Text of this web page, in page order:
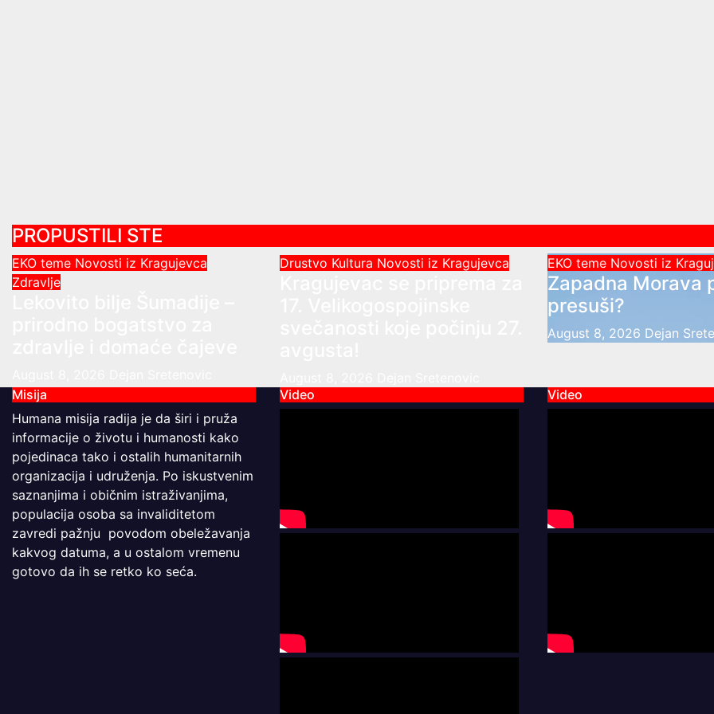
PROPUSTILI STE
EKO teme Novosti iz Kragujevca
Zdravlje
Drustvo Kultura Novosti iz Kragujevca EKO teme Novosti iz
Zapadna Morava
presuši?
August 8, 2026 Dejan
Misija
Humana misija radija je da širi i pruža
informacije o životu i humanosti kako
pojedinaca tako i ostalih humanitarnih
organizacija i udruženja. Po iskustvenim
saznanjima i običnim istraživanjima,
populacija osoba sa invaliditetom
zavredi pažnju povodom obeležavanja
kakvog datuma, a u ostalom vremenu
gotovo da ih se retko ko seća.
Video Video